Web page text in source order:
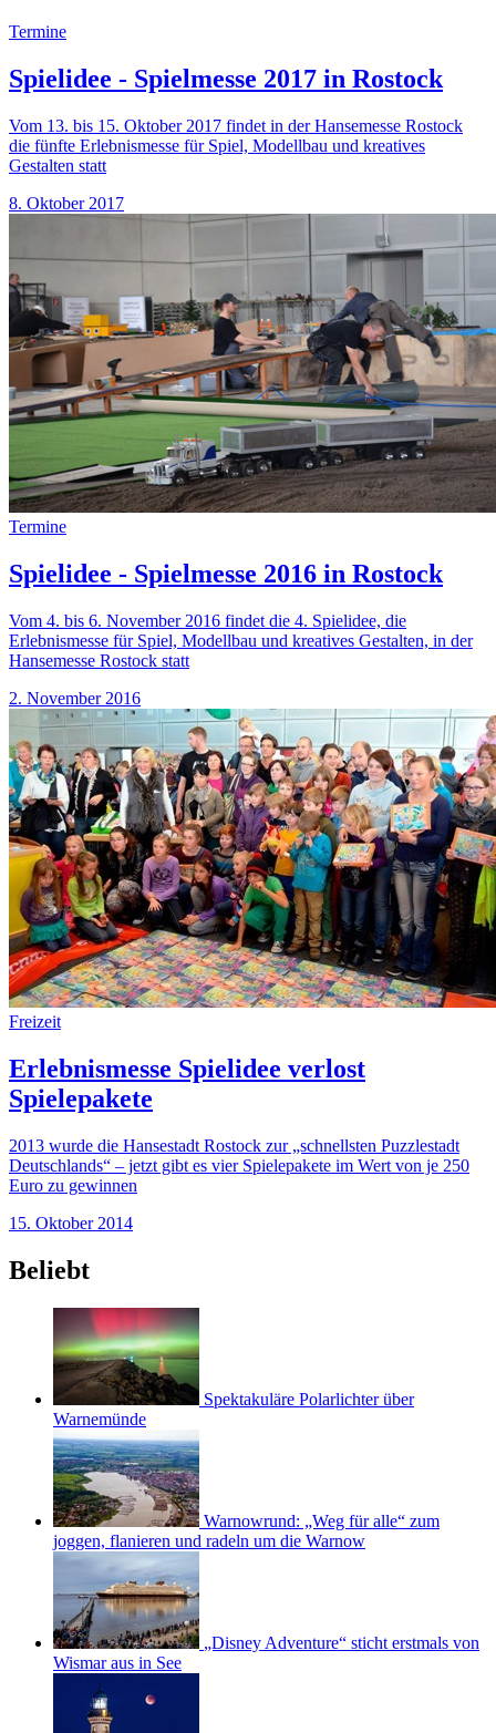
Termine
Spielidee - Spielmesse 2017 in Rostock
Vom 13. bis 15. Oktober 2017 findet in der Hansemesse Rostock
die fünfte Erlebnismesse für Spiel, Modellbau und kreatives
Gestalten statt
8. Oktober 2017
Termine
Spielidee - Spielmesse 2016 in Rostock
Vom 4. bis 6. November 2016 findet die 4. Spielidee, die
Erlebnismesse für Spiel, Modellbau und kreatives Gestalten, in der
Hansemesse Rostock statt
2. November 2016
Freizeit
Erlebnismesse Spielidee verlost
Spielepakete
2013 wurde die Hansestadt Rostock zur „schnellsten Puzzlestadt
Deutschlands“ – jetzt gibt es vier Spielepakete im Wert von je 250
Euro zu gewinnen
15. Oktober 2014
Beliebt
Spektakuläre Polarlichter über
Warnemünde
Warnowrund: „Weg für alle“ zum
joggen, flanieren und radeln um die Warnow
„Disney Adventure“ sticht erstmals von
Wismar aus in See